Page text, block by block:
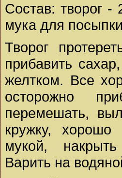
Состав: творог
мука для
Творог
прибавить
желтком. Все
осторожно
перемешать,
кружку,
мукой,
Варить на